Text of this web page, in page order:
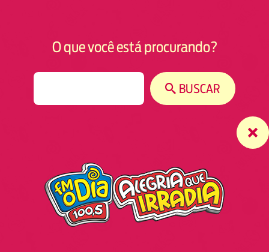
O que você está procurando?
BUSCAR